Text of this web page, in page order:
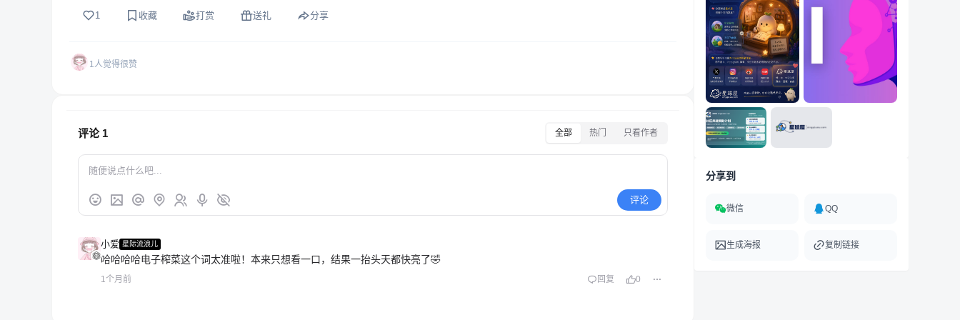
1 收藏 打赏 送礼 分享
1人觉得很赞
评论 1 全部 热门 只看作者
评论
小爱 星际流浪儿
哈哈哈哈电子榨菜这个词太准啦！本来只想看一口，结果一抬头天都快亮了🤣
1个月前 回复 0
分享到
微信 QQ
生成海报 复制链接